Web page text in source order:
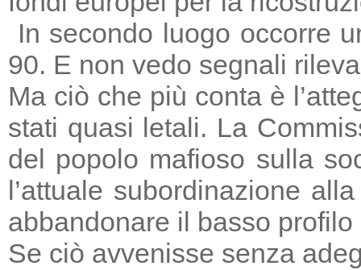
In secondo luogo occorre
90. E non vedo segnali
Ma ciò che più conta è
stati quasi letali. La
del popolo mafioso sulla
l’attuale subordinazione
abbandonare il basso
Se ciò avvenisse senza